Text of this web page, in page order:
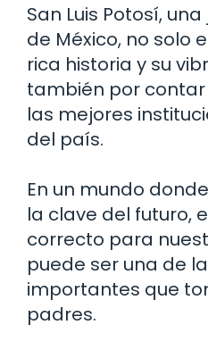
San Luis Potosí,
de México, no solo
rica historia y su
también por
las mejores
del país.
En un mundo
la clave del futuro,
correcto para
puede ser una de
importantes que
padres.